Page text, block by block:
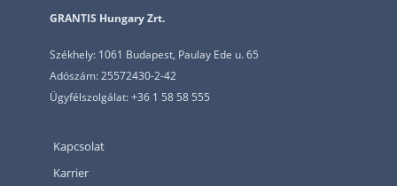
GRANTIS Hungary Zrt.
Székhely: 1061 Budapest, Paulay Ede u. 65
Adószám: 25572430-2-42
Ügyfélszolgálat: +36 1 58 58 555
Kapcsolat
Karrier